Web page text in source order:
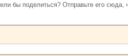
бы поделиться? Отправьте его сюда,